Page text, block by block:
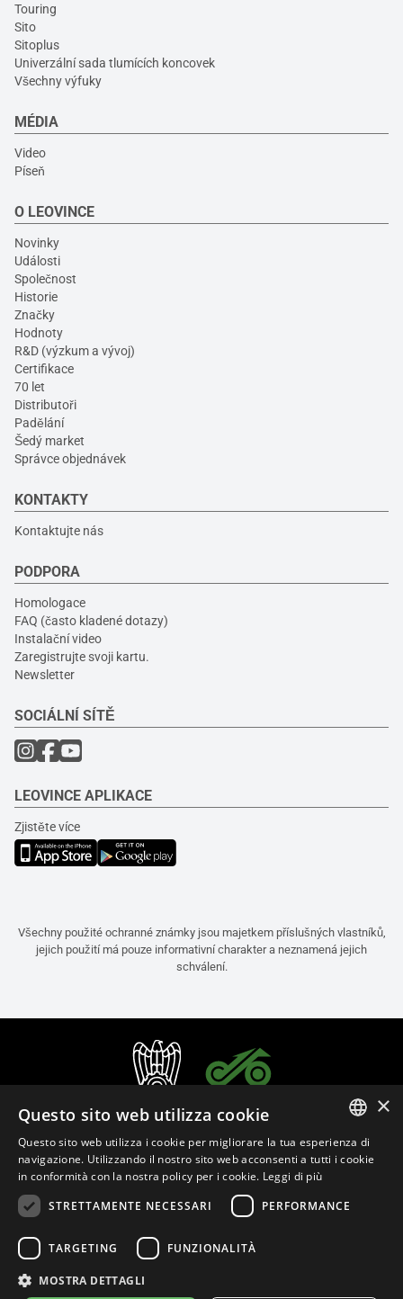
Touring
Sito
Sitoplus
Univerzální sada tlumících koncovek
Všechny výfuky
MÉDIA
Video
Píseň
O LEOVINCE
Novinky
Události
Společnost
Historie
Značky
Hodnoty
R&D (výzkum a vývoj)
Certifikace
70 let
Distributoři
Padělání
Šedý market
Správce objednávek
KONTAKTY
Kontaktujte nás
PODPORA
Homologace
FAQ (často kladené dotazy)
Instalační video
Zaregistrujte svoji kartu.
Newsletter
SOCIÁLNÍ SÍTĚ
LEOVINCE APLIKACE
Zjistěte více
Všechny použité ochranné známky jsou majetkem příslušných vlastníků,
jejich použití má pouze informativní charakter a neznamená jejich
schválení.
Zásady ochrany
ITALIAN
×
Questo sito web utilizza cookie
Questo sito web utilizza i cookie per migliorare la tua esperienza di
navigazione. Utilizzando il nostro sito web acconsenti a tutti i cookie
in conformità con la nostra policy per i cookie. Leggi di più
STRETTAMENTE NECESSARI
PERFORMANCE
TARGETING FUNZIONALITÀ
MOSTRA DETTAGLI